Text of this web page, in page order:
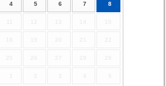
4 5 6 7 8